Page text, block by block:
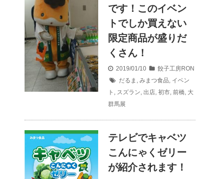
です！このイベン
トでしか買えない
限定商品が盛りだ
くさん！
2019/01/10
餃子工房RON
だるま , みまつ食品, イベン
ト , スズラン, 出店, 初市, 前橋, 大
群馬展
テレビでキャベツ
こんにゃくゼリー
が紹介されます！